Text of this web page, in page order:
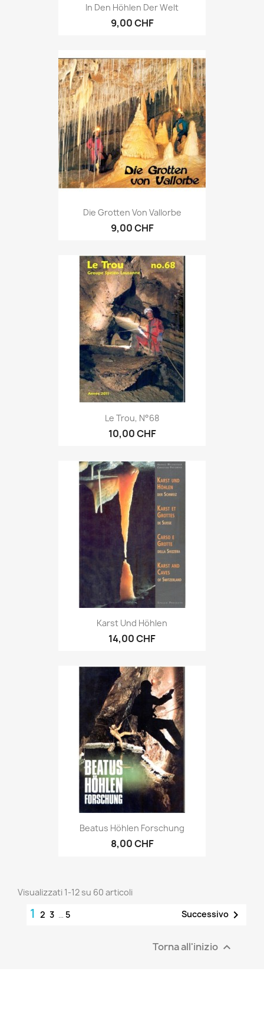
In Den Höhlen Der Welt
9,00 CHF
Die Grotten Von Vallorbe
9,00 CHF
Le Trou, N°68
10,00 CHF
Karst Und Höhlen
14,00 CHF
Beatus Höhlen Forschung
8,00 CHF
Visualizzati 1-12 su 60 articoli
1 2 3 … 5 Successivo 
Torna all'inizio 